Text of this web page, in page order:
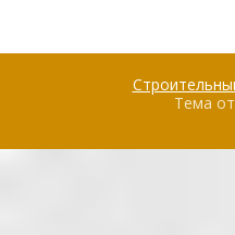
Тема от